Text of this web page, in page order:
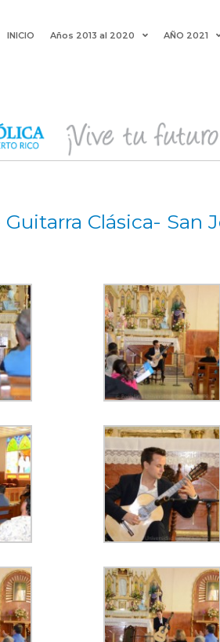
INICIO Años 2013 al 2020 AÑO 2021
Clásica- San